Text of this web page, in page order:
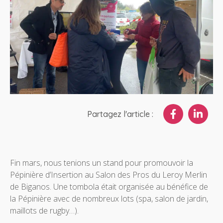
Partagez l'article :
Fin mars, nous tenions un stand pour promouvoir la
Pépinière d’Insertion au Salon des Pros du Leroy Merlin
de Biganos. Une tombola était organisée au bénéfice de
la Pépinière avec de nombreux lots (spa, salon de jardin,
maillots de rugby…).